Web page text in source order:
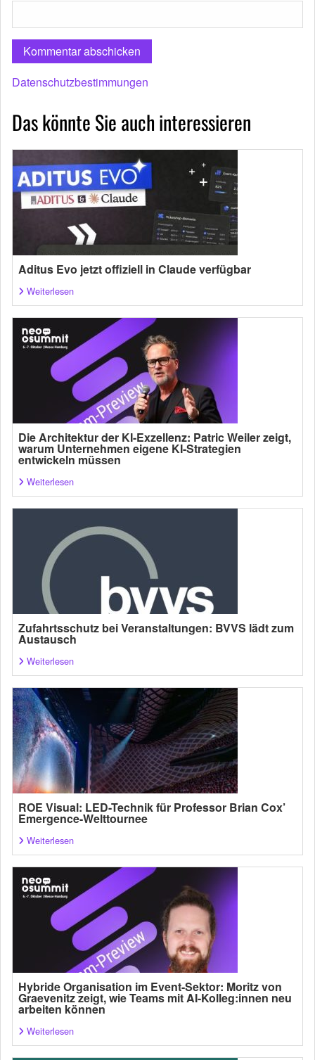
Datenschutzbestimmungen
Das könnte Sie auch interessieren
Aditus Evo jetzt offiziell in Claude verfügbar
Weiterlesen
Die Architektur der KI-Exzellenz: Patric Weiler zeigt,
warum Unternehmen eigene KI-Strategien
entwickeln müssen
Weiterlesen
Zufahrtsschutz bei Veranstaltungen: BVVS lädt zum
Austausch
Weiterlesen
ROE Visual: LED-Technik für Professor Brian Cox’
Emergence-Welttournee
Weiterlesen
Hybride Organisation im Event-Sektor: Moritz von
Graevenitz zeigt, wie Teams mit AI-Kolleg:innen neu
arbeiten können
Weiterlesen